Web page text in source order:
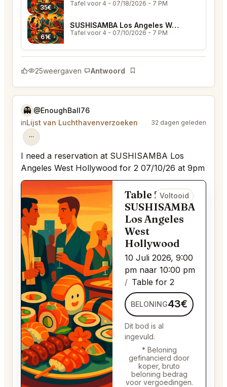
35€
Tafel voor 4 - 07/18/2026 - 7 PM
61€
SUSHISAMBA Los Angeles West Hollywood
Tafel voor 4 - 07/10/2026 - 7 PM
25weergaven Antwoord
Bladwijzer
👻 @EnoughBall76
inLijst van Luchthavenverzoeken 32 dagen geleden
I need a reservation at SUSHISAMBA Los
Angeles West Hollywood for 2 07/10/26 at 9pm
Table for 2 bij
SUSHISAMBA
Los Angeles
West
Hollywood
10 Juli 2026, 9:00
pm naar 10:00 pm
Table for 2
Voltooid
BELONING43€
Dit bod is al
ingevuld.
* Beloning
gefinancierd door
koper, bruto
beloning bedrag
voor vergoedingen.